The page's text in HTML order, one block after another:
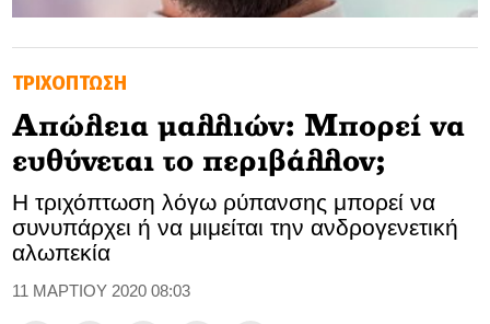
SOOZIE’S FRIENDS
CULTURE
TASTELAND
TECH
HEALTH
ΤΡΙΧΟΠΤΩΣΗ
Απώλεια μαλλιών: Μπορεί να
ευθύνεται το περιβάλλον;
Η τριχόπτωση λόγω ρύπανσης μπορεί να
συνυπάρχει ή να μιμείται την ανδρογενετική
αλωπεκία
11 ΜΑΡΤΙΟΥ 2020 08:03